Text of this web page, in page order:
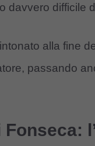
davvero difficile
alla fine
passando